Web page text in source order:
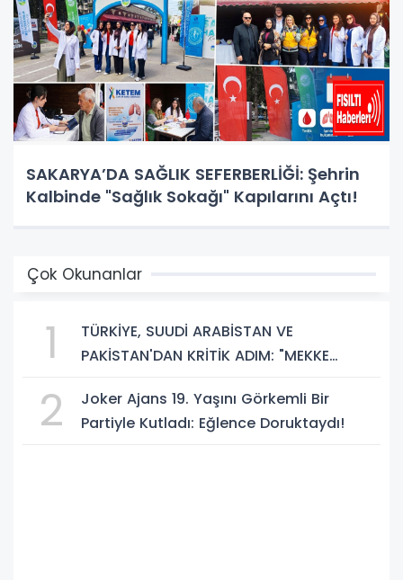
SAKARYA’DA SAĞLIK SEFERBERLİĞİ: Şehrin
Kalbinde "Sağlık Sokağı" Kapılarını Açtı!
Çok Okunanlar
1
TÜRKİYE, SUUDİ ARABİSTAN VE
PAKİSTAN'DAN KRİTİK ADIM: "MEKKE
2
Joker Ajans 19. Yaşını Görkemli Bir
Partiyle Kutladı: Eğlence Doruktaydı!